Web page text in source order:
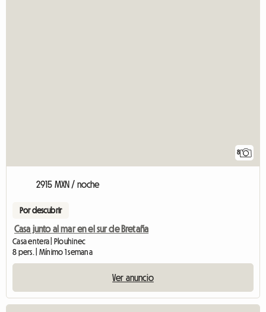
8
2915 MXN / noche
Por descubrir
Casa junto al mar en el sur de Bretaña
Casa entera | Plouhinec
8 pers. | Mínimo 1 semana
Ver anuncio